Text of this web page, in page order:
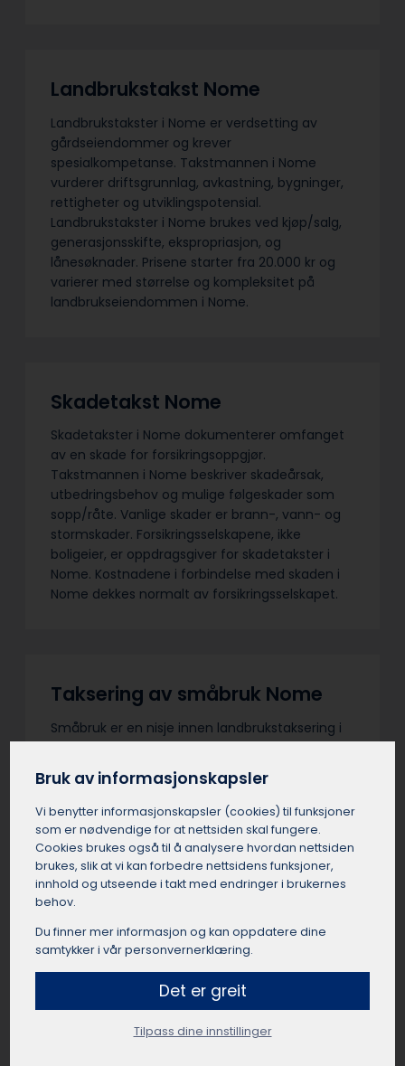
Landbrukstakst Nome
Landbrukstakster i Nome er verdsetting av
gårdseiendommer og krever
spesialkompetanse. Takstmannen i Nome
vurderer driftsgrunnlag, avkastning, bygninger,
rettigheter og utviklingspotensial.
Landbrukstakster i Nome brukes ved kjøp/salg,
generasjonsskifte, ekspropriasjon, og
lånesøknader. Prisene starter fra 20.000 kr og
varierer med størrelse og kompleksitet på
landbrukseiendommen i Nome.
Skadetakst Nome
Skadetakster i Nome dokumenterer omfanget
av en skade for forsikringsoppgjør.
Takstmannen i Nome beskriver skadeårsak,
utbedringsbehov og mulige følgeskader som
sopp/råte. Vanlige skader er brann-, vann- og
stormskader. Forsikringsselskapene, ikke
boligeier, er oppdragsgiver for skadetakster i
Nome. Kostnadene i forbindelse med skaden i
Nome dekkes normalt av forsikringsselskapet.
Taksering av småbruk Nome
Småbruk er en nisje innen landbrukstaksering i
Nome med krav til spesialkunnskap.
Takstmannen i Nome må vurdere
ressursgrunnlag og utviklingspotensialet for
mindre gårder med variert drift.
Inntektsmuligheter i Nome som tilleggsnæring,
utleie og nisjeproduksjon må vurderes. En
småbrukstakst i Nome gir trygghet ved kjøp,
salg og finansiering.
E-takst bolig Nome
basert på egenerklæring og statistikk, uten
Bruk av informasjonskapsler
Vi benytter informasjons­kapsler (cookies) til funksjoner
som er nødvendige for at nettsiden skal fungere.
Cookies brukes også til å analysere hvordan nettsiden
brukes, slik at vi kan forbedre nettsidens funksjoner,
innhold og utseende i takt med endringer i brukernes
behov.
Du finner mer informasjon og kan oppdatere dine
samtykker i vår personvernerklæring.
Det er greit
Tilpass dine innstillinger